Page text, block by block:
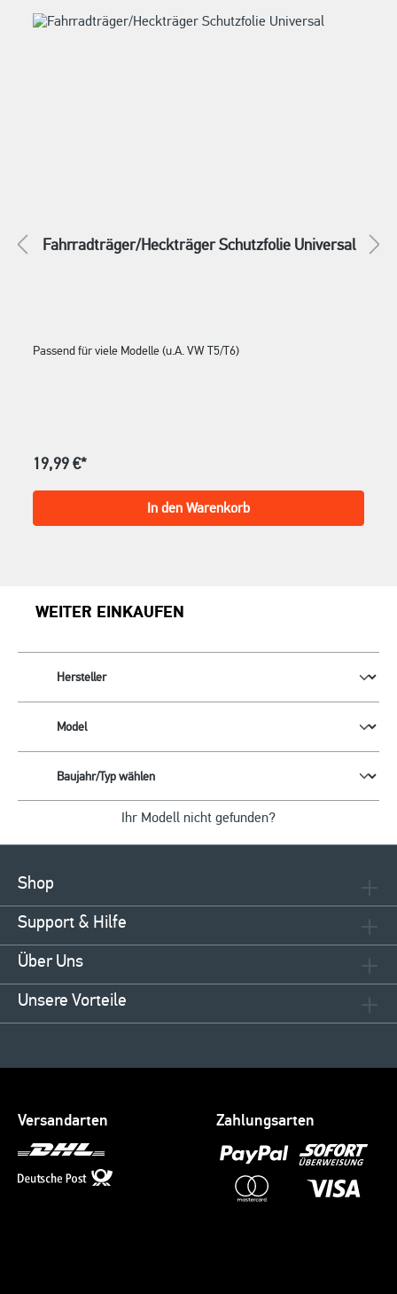
Fahrradträger/Heckträger Schutzfolie Universal
Passend für viele Modelle (u.A. VW T5/T6)
19,99 €*
In den Warenkorb
WEITER EINKAUFEN
Ihr Modell nicht gefunden?
Shop
Support & Hilfe
Über Uns
Unsere Vorteile
Versandarten Zahlungsarten